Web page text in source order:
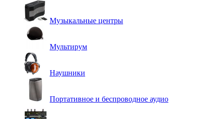
Музыкальные центры
Мультирум
Наушники
Портативное и беспроводное аудио